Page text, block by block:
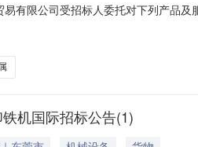
易有限公司受招标人委托对下列产品
编号:0664-1640SUMEC897招标项目
机国际招标公告(1)